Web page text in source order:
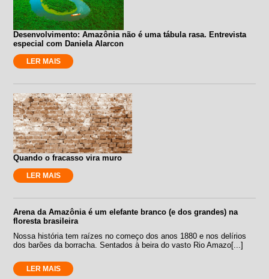
Desenvolvimento: Amazônia não é uma tábula rasa. Entrevista
especial com Daniela Alarcon
LER MAIS
Quando o fracasso vira muro
LER MAIS
Arena da Amazônia é um elefante branco (e dos grandes) na
floresta brasileira
Nossa história tem raízes no começo dos anos 1880 e nos delírios
dos barões da borracha. Sentados à beira do vasto Rio Amazo[...]
LER MAIS